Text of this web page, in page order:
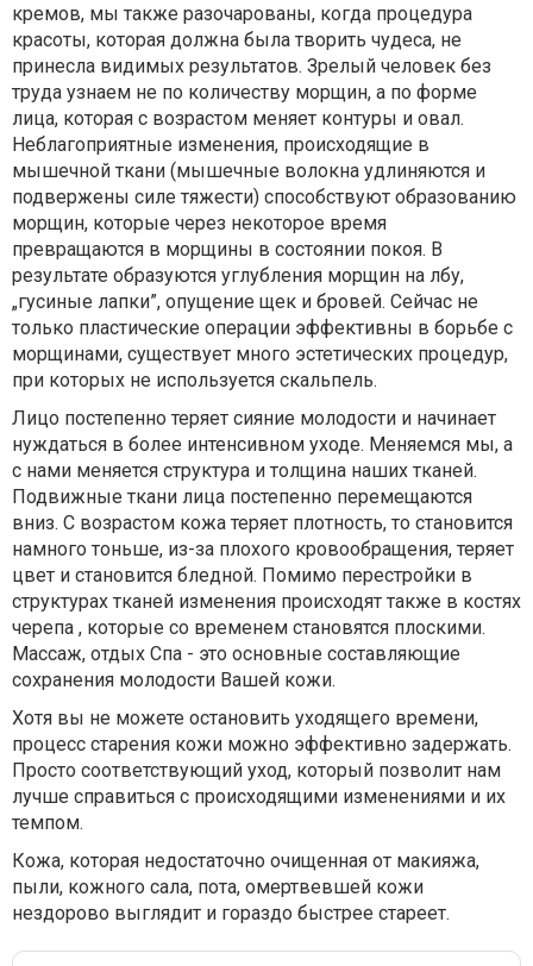
кремов, мы также разочарованы, когда процедура
красоты, которая должна была творить чудеса, не
принесла видимых результатов. Зрелый человек без
труда узнаем не по количеству морщин, а по форме
лица, которая с возрастом меняет контуры и овал.
Неблагоприятные изменения, происходящие в
мышечной ткани (мышечные волокна удлиняются и
подвержены силе тяжести) способствуют образованию
морщин, которые через некоторое время
превращаются в морщины в состоянии покоя. В
результате образуются углубления морщин на лбу,
„гусиные лапки”, опущение щек и бровей. Сейчас не
только пластические операции эффективны в борьбе с
морщинами, существует много эстетических процедур,
при которых не используется скальпель.
Лицо постепенно теряет сияние молодости и начинает
нуждаться в более интенсивном уходе. Меняемся мы, а
с нами меняется структура и толщина наших тканей.
Подвижные ткани лица постепенно перемещаются
вниз. С возрастом кожа теряет плотность, то становится
намного тоньше, из-за плохого кровообращения, теряет
цвет и становится бледной. Помимо перестройки в
структурах тканей изменения происходят также в костях
черепа , которые со временем становятся плоскими.
Массаж, отдых Спа - это основные составляющие
сохранения молодости Вашей кожи.
Хотя вы не можете остановить уходящего времени,
процесс старения кожи можно эффективно задержать.
Просто соответствующий уход, который позволит нам
лучше справиться с происходящими изменениями и их
темпом.
Кожа, которая недостаточно очищенная от макияжа,
пыли, кожного сала, пота, омертвевшей кожи
нездорово выглядит и гораздо быстрее стареет.